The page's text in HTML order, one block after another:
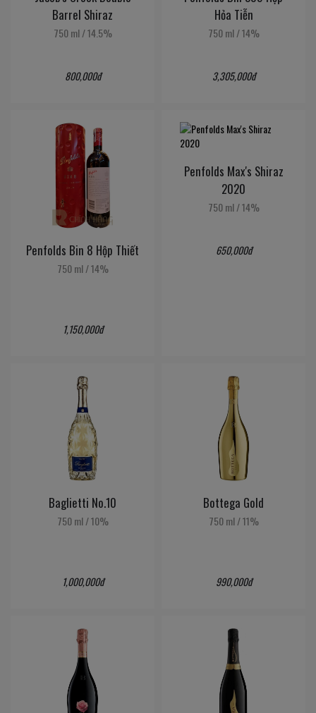
Barrel Shiraz
750 ml /14.5%
800,000đ
Hỏa Tiễn
750 ml /14%
3,305,000đ
Penfolds Bin 8 Hộp Thiết
750 ml /14%
1,150,000đ
Penfolds Max's Shiraz
2020
750 ml /14%
650,000đ
Baglietti No.10
750 ml /10%
1,000,000đ
Bottega Gold
750 ml /11%
990,000đ